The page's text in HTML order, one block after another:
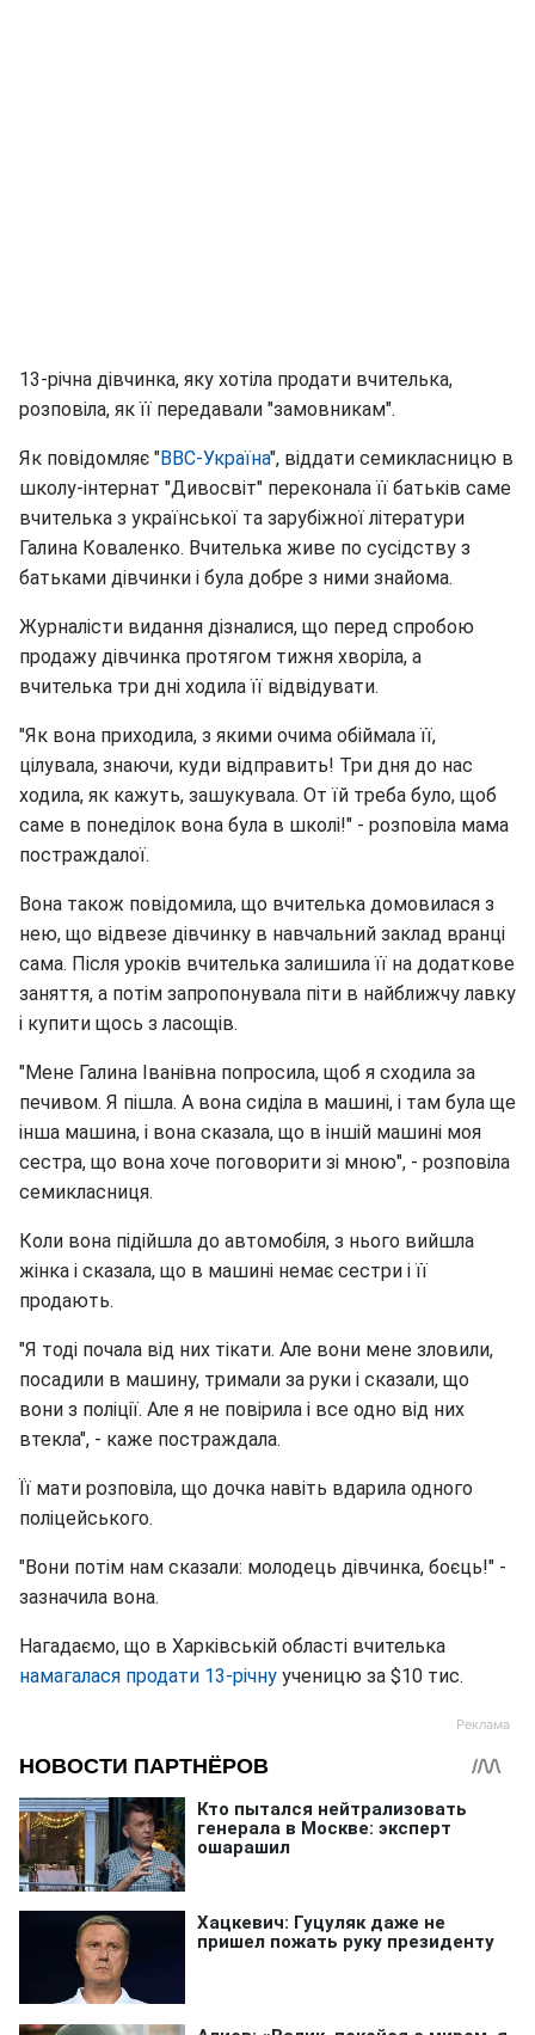
13-річна дівчинка, яку хотіла продати вчителька,
розповіла, як її передавали "замовникам".
Як повідомляє "BBC-Україна", віддати семикласницю в
школу-інтернат "Дивосвіт" переконала її батьків саме
вчителька з української та зарубіжної літератури
Галина Коваленко. Вчителька живе по сусідству з
батьками дівчинки і була добре з ними знайома.
Журналісти видання дізналися, що перед спробою
продажу дівчинка протягом тижня хворіла, а
вчителька три дні ходила її відвідувати.
"Як вона приходила, з якими очима обіймала її,
цілувала, знаючи, куди відправить! Три дня до нас
ходила, як кажуть, зашукувала. От їй треба було, щоб
саме в понеділок вона була в школі!" - розповіла мама
постраждалої.
Вона також повідомила, що вчителька домовилася з
нею, що відвезе дівчинку в навчальний заклад вранці
сама. Після уроків вчителька залишила її на додаткове
заняття, а потім запропонувала піти в найближчу лавку
і купити щось з ласощів.
"Мене Галина Іванівна попросила, щоб я сходила за
печивом. Я пішла. А вона сиділа в машині, і там була ще
інша машина, і вона сказала, що в іншій машині моя
сестра, що вона хоче поговорити зі мною", - розповіла
семикласниця.
Коли вона підійшла до автомобіля, з нього вийшла
жінка і сказала, що в машині немає сестри і її
продають.
"Я тоді почала від них тікати. Але вони мене зловили,
посадили в машину, тримали за руки і сказали, що
вони з поліції. Але я не повірила і все одно від них
втекла", - каже постраждала.
Її мати розповіла, що дочка навіть вдарила одного
поліцейського.
"Вони потім нам сказали: молодець дівчинка, боєць!" -
зазначила вона.
Нагадаємо, що в Харківській області вчителька
намагалася продати 13-річну ученицю за $10 тис.